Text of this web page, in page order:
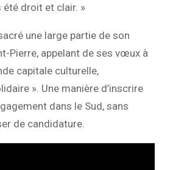
droit et clair. »
une large partie de son
Pierre, appelant de ses vœux à
capitale culturelle,
». Une manière d’inscrire
dans le Sud, sans
de candidature.